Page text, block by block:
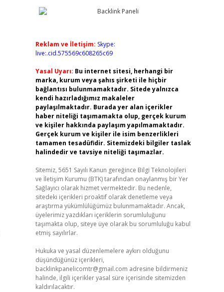
Reklam ve İletişim: Skype:
live:.cid.575569c608265c69
Yasal Uyarı: Bu internet sitesi, herhangi bir
marka, kurum veya şahıs şirketi ile hiçbir
bağlantısı bulunmamaktadır. Sitede yalnızca
kendi hazırladığımız makaleler
paylaşılmaktadır. Burada yer alan içerikler
haber niteliği taşımamakta olup, gerçek kurum
ve kişiler hakkında paylaşım yapılmamaktadır.
Gerçek kurum ve kişiler ile isim benzerlikleri
tamamen tesadüfidir. Sitemizdeki bilgiler taslak
halindedir ve tavsiye niteliği taşımazlar.
Sitemiz, 5651 Sayılı Kanun gereğince Bilgi Teknolojileri
ve İletişim Kurumu (BTK) tarafından onaylanmış bir Yer
Sağlayıcı olarak hizmet vermektedir. Bu nedenle,
sitedeki içerikleri proaktif olarak denetleme veya
araştırma yükümlülüğümüz bulunmamaktadır. Ancak,
üyelerimiz yazdıkları içeriklerin sorumluluğunu
taşımakta olup, siteye üye olarak bu sorumluluğu kabul
etmiş sayılırlar.
Hukuka ve yasal düzenlemelere aykırı olduğunu
düşündüğünüz içerikleri,
backlinkpanelicomtr@gmail.com adresine bildirmeniz
halinde, ilgili içerikler yasal süre içerisinde sitemizden
kaldırılacaktır.